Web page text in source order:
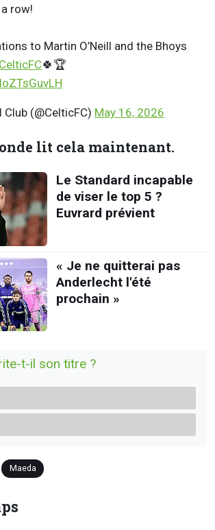
row!
to Martin O’Neill and the Bhoys
🍀🏆
(@CelticFC) May 16, 2026
lit cela maintenant.
Le Standard incapable
de viser le top 5 ?
Euvrard prévient
« Je ne quitterai pas
Anderlecht l'été
prochain »
t-il son titre ?
Maeda